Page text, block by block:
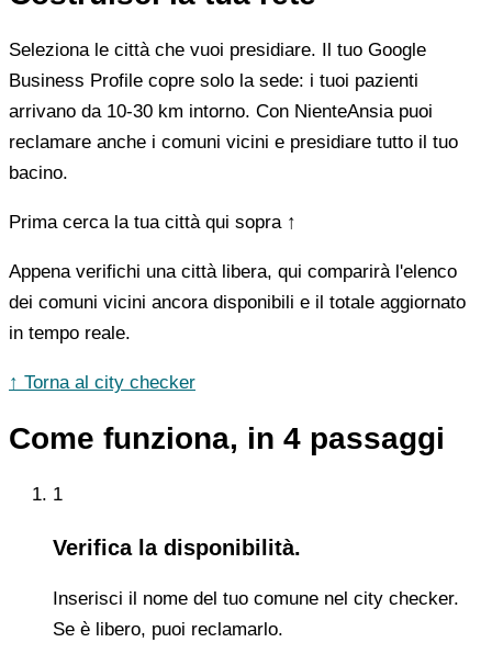
Seleziona le città che vuoi presidiare. Il tuo Google
Business Profile copre solo la sede: i tuoi pazienti
arrivano da 10-30 km intorno. Con NienteAnsia puoi
reclamare anche i comuni vicini e presidiare tutto il tuo
bacino.
Prima cerca la tua città qui sopra ↑
Appena verifichi una città libera, qui comparirà l'elenco
dei comuni vicini ancora disponibili e il totale aggiornato
in tempo reale.
↑ Torna al city checker
Come funziona, in 4 passaggi
1
Verifica la disponibilità.
Inserisci il nome del tuo comune nel city checker.
Se è libero, puoi reclamarlo.